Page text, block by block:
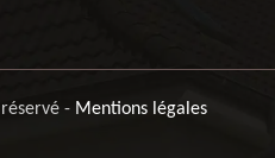
- Mentions légales